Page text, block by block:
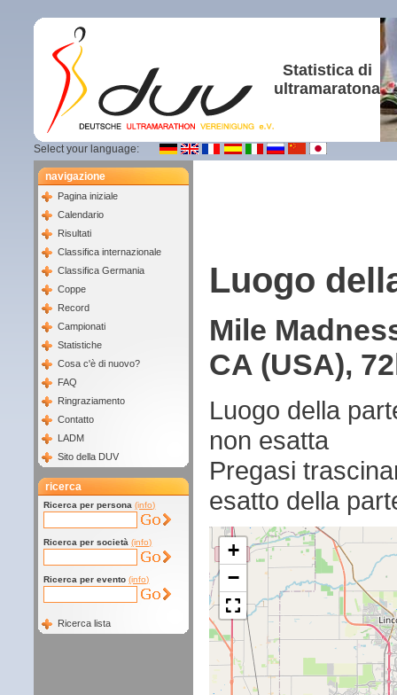
Statistica di
ultramaratona
Select your language:
navigazione
Pagina iniziale
Calendario
Risultati
Classifica internazionale
Classifica Germania
Coppe
Record
Campionati
Statistiche
Cosa c'è di nuovo?
FAQ
Ringraziamento
Contatto
LADM
Sito della DUV
ricerca
Ricerca per persona (info)
Ricerca per società (info)
Ricerca per evento (info)
Ricerca lista
Luogo
Mile
CA (USA),
Luogo della
non esatta
Pregasi
esatto della
+
−